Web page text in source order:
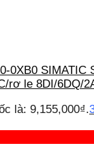
0XB0 SIMATIC
rơ le 8DI/6DQ/
là: 9,155,000₫.